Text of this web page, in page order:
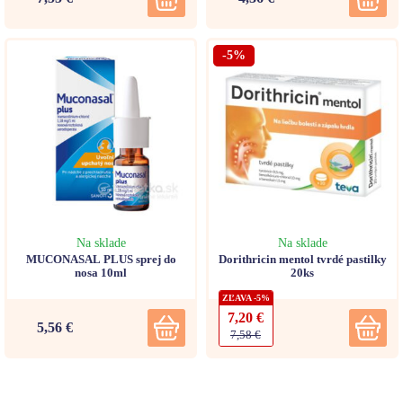
Na sklade
MUCONASAL PLUS sprej do
nosa 10ml
5,56 €
-5%
Na sklade
Dorithricin mentol tvrdé pastilky
20ks
ZĽAVA -5%
7,20 €
7,58 €